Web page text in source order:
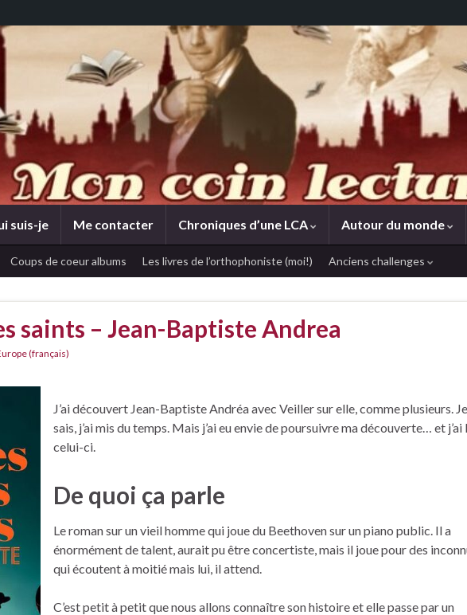
suis-je Me contacter Chroniques d’une LCA Autour du monde
Coups de coeur albums Les livres de l’orthophoniste (moi!) Anciens challenges
saints – Jean-Baptiste Andrea
(français)
J’ai découvert Jean-Baptiste Andréa avec Veiller sur elle, comme plusieurs. Je
sais, j’ai mis du temps. Mais j’ai eu envie de poursuivre ma découverte… et j’ai
celui-ci.
De quoi ça parle
Le roman sur un vieil homme qui joue du Beethoven sur un piano public. Il a
énormément de talent, aurait pu être concertiste, mais il joue pour des
qui écoutent à moitié mais lui, il attend.
C’est petit à petit que nous allons connaître son histoire et elle passe par un